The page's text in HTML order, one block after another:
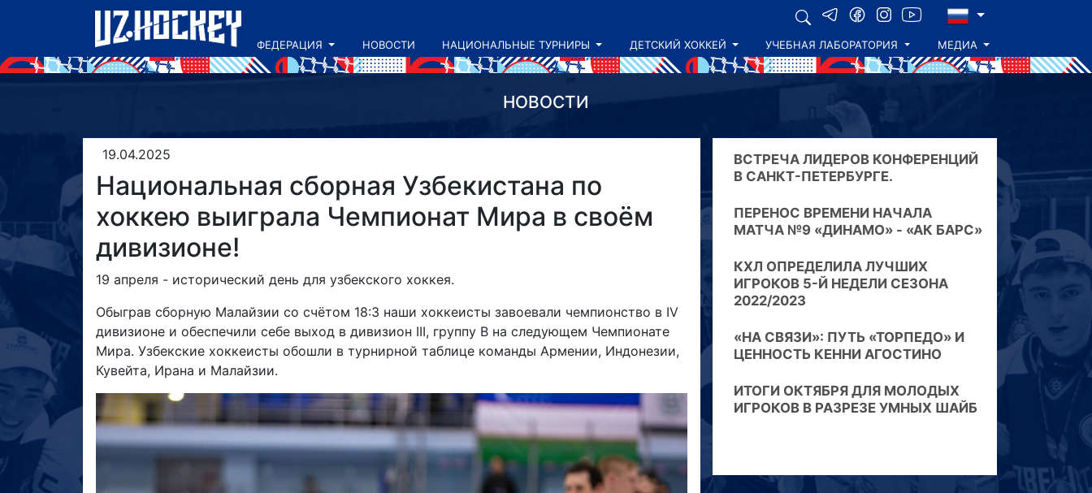
ФЕДЕРАЦИЯ НОВОСТИ НАЦИОНАЛЬНЫЕ ТУРНИРЫ ДЕТСКИЙ ХОККЕЙ УЧЕБНАЯ ЛАБОРАТОРИЯ МЕДИА
НОВОСТИ
19.04.2025
Национальная сборная Узбекистана по
хоккею выиграла Чемпионат Мира в своём
дивизионе!
19 апреля - исторический день для узбекского хоккея.
Обыграв сборную Малайзии со счётом 18:3 наши хоккеисты завоевали чемпионство в IV
дивизионе и обеспечили себе выход в дивизион III, группу B на следующем Чемпионате
Мира. Узбекские хоккеисты обошли в турнирной таблице команды Армении, Индонезии,
Кувейта, Ирана и Малайзии.
ВСТРЕЧА ЛИДЕРОВ КОНФЕРЕНЦИЙ
В САНКТ-ПЕТЕРБУРГЕ.
ПЕРЕНОС ВРЕМЕНИ НАЧАЛА
МАТЧА №9 «ДИНАМО» - «АК БАРС»
КХЛ ОПРЕДЕЛИЛА ЛУЧШИХ
ИГРОКОВ 5-Й НЕДЕЛИ СЕЗОНА
2022/2023
«НА СВЯЗИ»: ПУТЬ «ТОРПЕДО» И
ЦЕННОСТЬ КЕННИ АГОСТИНО
ИТОГИ ОКТЯБРЯ ДЛЯ МОЛОДЫХ
ИГРОКОВ В РАЗРЕЗЕ УМНЫХ ШАЙБ